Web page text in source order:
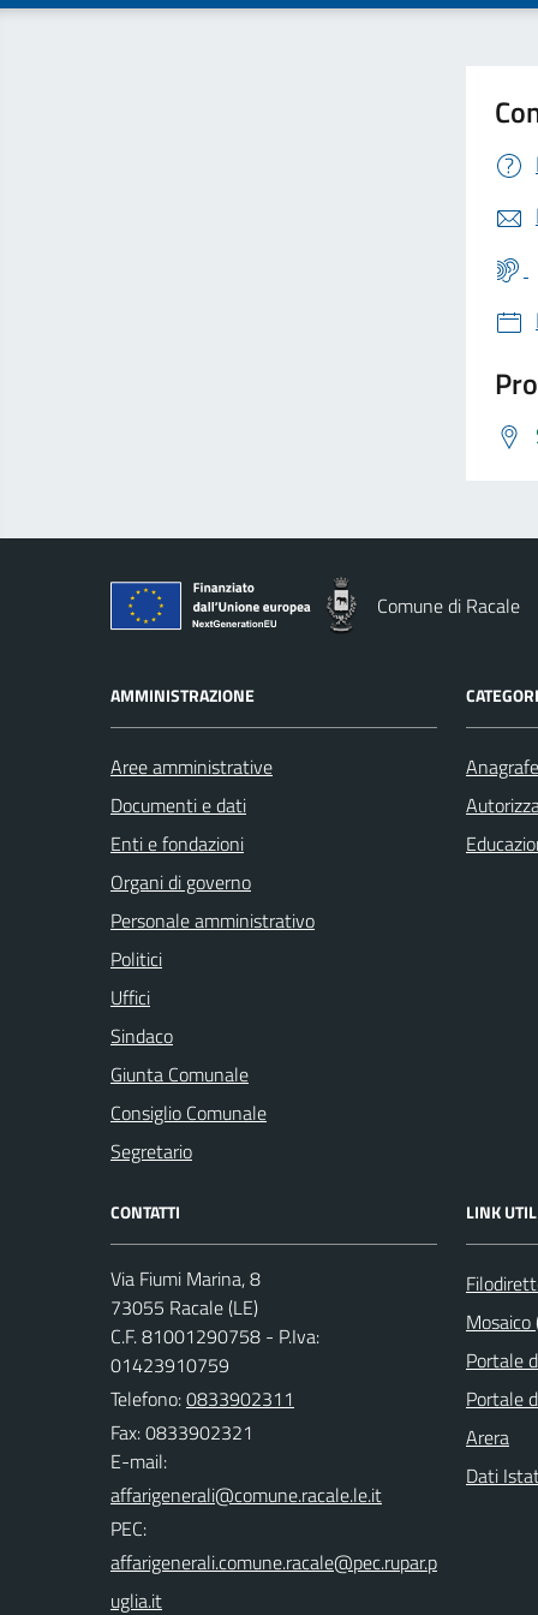
Comune di Racale
AMMINISTRAZIONE
Aree amministrative
Documenti e dati
Enti e fondazioni
Organi di governo
Personale amministrativo
Politici
Uffici
Sindaco
Giunta Comunale
Consiglio Comunale
Segretario
CONTATTI
Via Fiumi Marina, 8
73055 Racale (LE)
C.F. 81001290758 - P.Iva:
01423910759
Telefono:0833902311
Fax: 0833902321
E-mail:
PEC:
LINK
Portale
Portale
Arera
Dati